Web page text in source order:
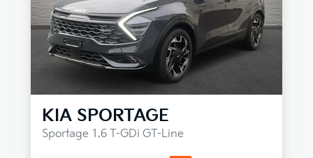
KIA SPORTAGE
Sportage 1.6 T-GDi GT-Line